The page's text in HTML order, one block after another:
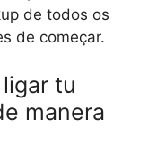
de todos os
de começar.
tu
manera